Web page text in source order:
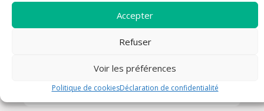
Accepter
Refuser
Voir les préférences
Politique de cookiesDéclaration de confidentialité